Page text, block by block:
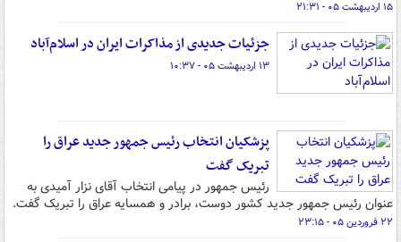
۱۵ اردیبهشت ۰۵ - ۲۱:۳۱
جزئیات جدیدی از مذاکرات ایران در اسلام‌آباد
۱۳ اردیبهشت ۰۵ - ۱۰:۳۷
پزشکیان انتخاب رئیس جمهور جدید عراق را
تبریک گفت
رئیس جمهور در پیامی انتخاب آقای نزار آمیدی به
عنوان رئیس جمهور جدید کشور دوست، برادر و همسایه عراق را تبریک گفت.
۲۲ فروردین ۰۵ - ۲۳:۱۵